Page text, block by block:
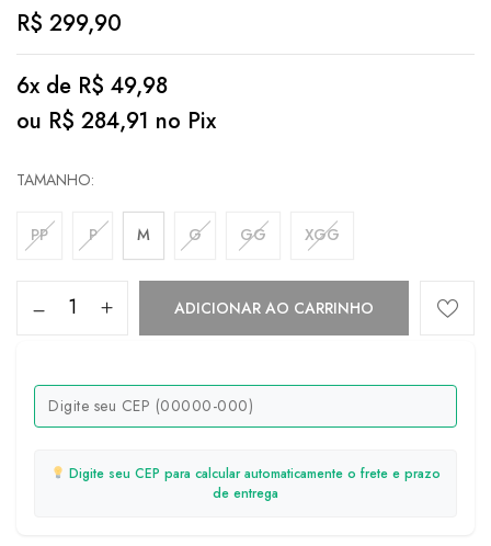
R$ 299,90
6x de R$ 49,98
ou R$ 284,91 no Pix
TAMANHO
PP P M G GG XGG
ADICIONAR AO CARRINHO
Digite seu CEP para calcular automaticamente o frete e prazo
de entrega